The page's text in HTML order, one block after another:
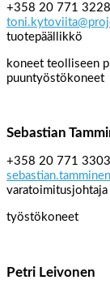
+358 20 771 3228
tuotepäällikkö
koneet teolliseen
puuntyöstökoneet
Sebastian
+358 20 771 3303
varatoimitusjohtaja
työstökoneet
Petri Leivonen